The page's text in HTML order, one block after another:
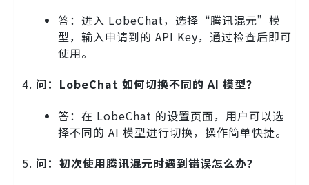
答：进入 LobeChat，选择“腾讯混元”模
型，输入申请到的 API Key，通过检查后即可
使用。
问：LobeChat 如何切换不同的 AI 模型？
答：在 LobeChat 的设置页面，用户可以选
择不同的 AI 模型进行切换，操作简单快捷。
问：初次使用腾讯混元时遇到错误怎么办？